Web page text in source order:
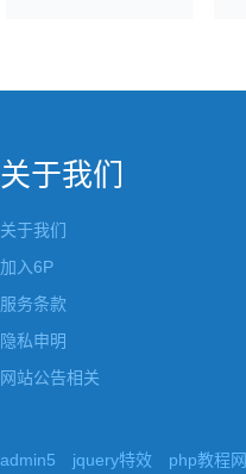
关于我们
关于我们
加入6P
服务条款
隐私申明
网站公告相关
admin5 jquery特效 php教程网